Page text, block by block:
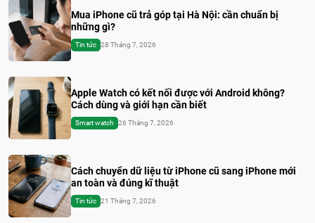
Mua iPhone cũ trả góp tại Hà Nội: cần chuẩn bị
những gì?
Tin tức 28 Tháng 7, 2026
Apple Watch có kết nối được với Android không?
Cách dùng và giới hạn cần biết
Smart watch 26 Tháng 7, 2026
Cách chuyển dữ liệu từ iPhone cũ sang iPhone mới
an toàn và đúng kĩ thuật
Tin tức 21 Tháng 7, 2026